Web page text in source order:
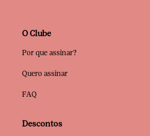
O Clube
Por que assinar?
Quero assinar
FAQ
Descontos